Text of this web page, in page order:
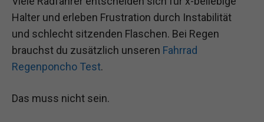
Halter und erleben Frustration durch Instabilität
und schlecht sitzenden Flaschen. Bei Regen
brauchst du zusätzlich unseren Fahrrad
Regenponcho Test.
Das muss nicht sein.